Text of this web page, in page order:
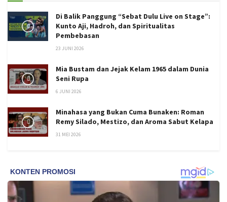
Di Balik Panggung “Sebat Dulu Live on Stage”:
Kunto Aji, Hadroh, dan Spiritualitas
Pembebasan
23 JUNI 2026
Mia Bustam dan Jejak Kelam 1965 dalam Dunia
Seni Rupa
6 JUNI 2026
Minahasa yang Bukan Cuma Bunaken: Roman
Remy Silado, Mestizo, dan Aroma Sabut Kelapa
31 MEI 2026